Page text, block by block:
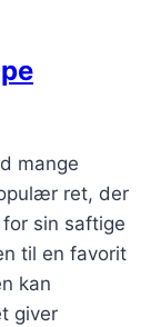
mange
ret, der
sin saftige
til en favorit
kan
giver